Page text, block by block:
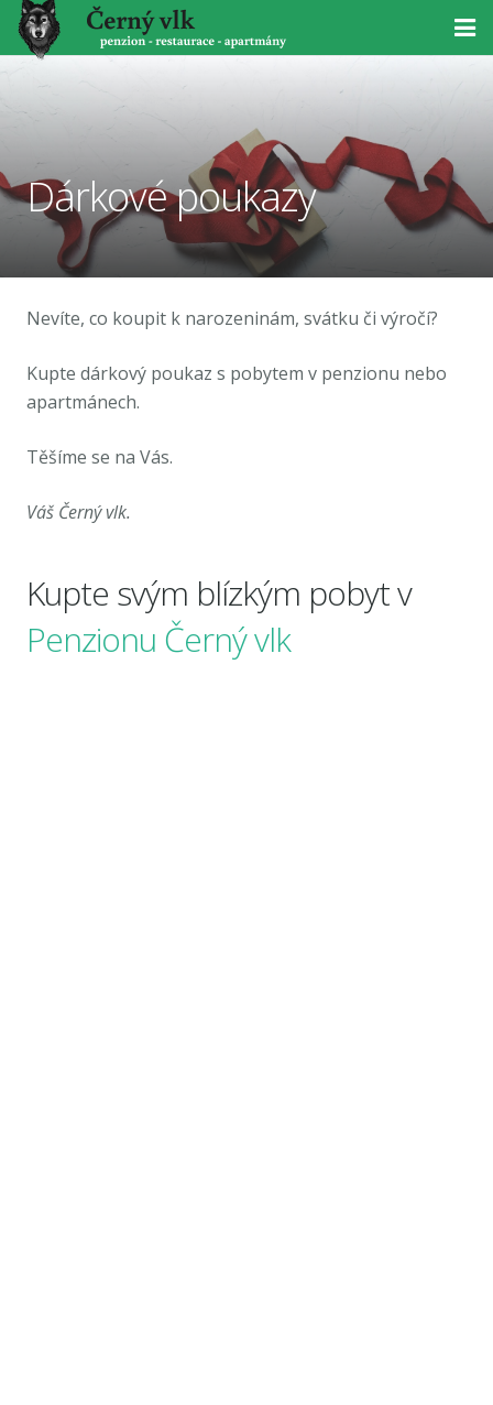
Úvod
Rezervace
Restaurace
Ceník
Galerie
Kontakt
Dárkové poukazy
Nevíte, co koupit k narozeninám, svátku či výročí?
Kupte dárkový poukaz s pobytem v penzionu nebo
apartmánech.
Těšíme se na Vás.
Váš Černý vlk.
Kupte svým blízkým pobyt v
Penzionu Černý vlk